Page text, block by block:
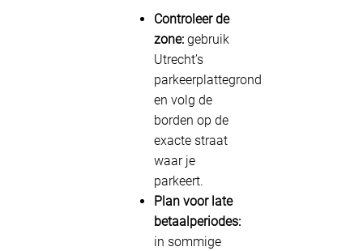
Controleer de
zone: gebruik
Utrecht’s
parkeerplattegrond
en volg de
borden op de
exacte straat
waar je
parkeert.
Plan voor late
betaalperiodes:
in sommige